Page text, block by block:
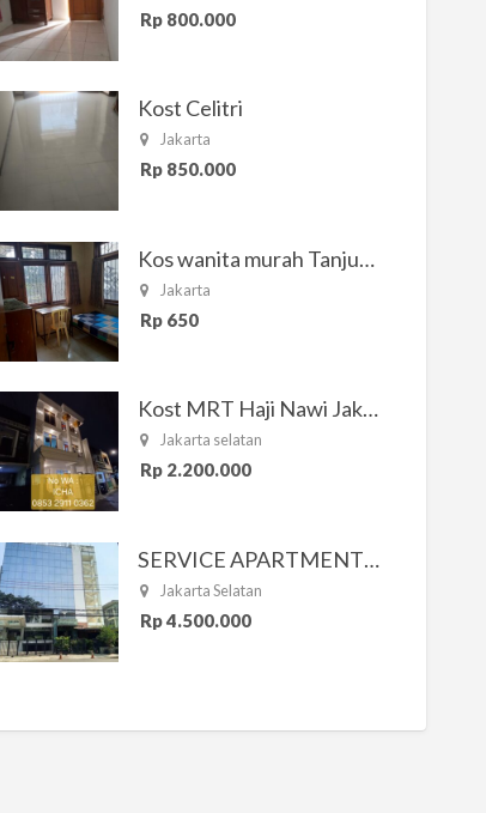
Rp 800.000
Kost Celitri
Jakarta
Rp 850.000
Kos wanita murah Tanjung Duren Jakarta Barat
Jakarta
Rp 650
Kost MRT Haji Nawi Jakarta Selatan
Jakarta selatan
Rp 2.200.000
SERVICE APARTMENT SOUTH RESIDENCE
Jakarta Selatan
Rp 4.500.000